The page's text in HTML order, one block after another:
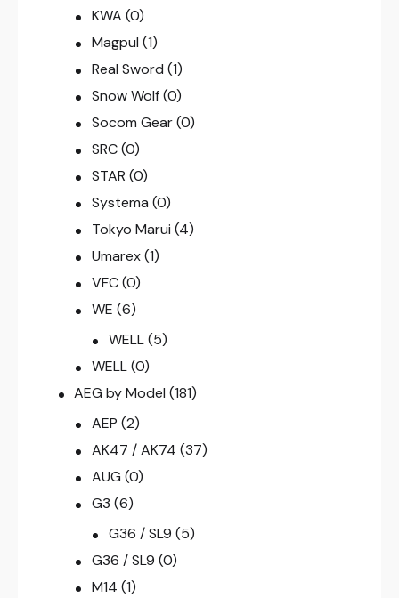
KWA (0)
Magpul (1)
Real Sword (1)
Snow Wolf (0)
Socom Gear (0)
SRC (0)
STAR (0)
Systema (0)
Tokyo Marui (4)
Umarex (1)
VFC (0)
WE (6)
WELL (5)
WELL (0)
AEG by Model (181)
AEP (2)
AK47 / AK74 (37)
AUG (0)
G3 (6)
G36 / SL9 (5)
G36 / SL9 (0)
M14 (1)